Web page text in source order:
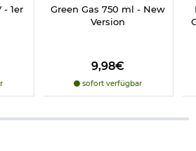
- 1er
Green Gas 750 ml - New
Version
9,98€
sofort verfügbar